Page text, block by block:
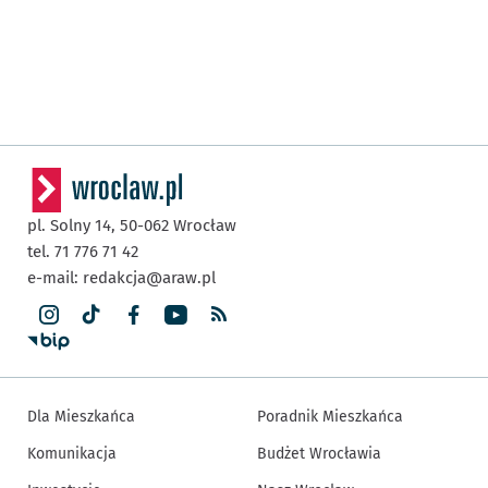
pl. Solny 14, 50-062 Wrocław
tel. 71 776 71 42
e-mail: redakcja@araw.pl
Dla Mieszkańca
Komunikacja
Poradnik Mieszkańca
Budżet Wrocławia